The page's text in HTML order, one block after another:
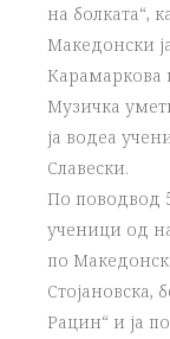
на болката“,
Македонски
Карамаркова
Музичка
ја водеа
Славески.
По поводвод
ученици од
по
Стојановска,
Рацин“ и ја